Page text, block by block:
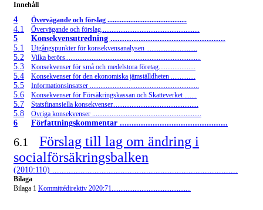
Innehåll
4 Övervägande och förslag .............................................
4.1 Övervägande och förslag........................................................
5
Konsekvensutredning .................................................
5.1
Utgångspunkter för konsekvensanalysen .............................
5.2 Vilka berörs.............................................................................
5.3 Konsekvenser för små och medelstora företag.....................
5.4 Konsekvenser för den ekonomiska jämställdheten ..............
5.5 Informationsinsatser ..............................................................
5.6 Konsekvenser för Försäkringskassan och Skatteverket .......
5.7 Statsfinansiella konsekvenser.................................................
5.8 Övriga konsekvenser ..............................................................
6 Författningskommentar ..............................................
6.1
Förslag till lag om ändring i
socialförsäkringsbalken
(2010:110) ...............................................................................
Bilaga
Bilaga 1 Kommittédirektiv 2020:71.............................................